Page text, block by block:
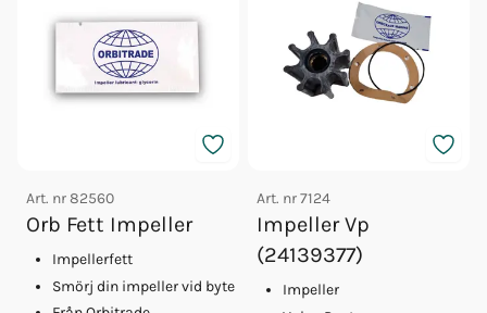
Art. nr82560
Orb Fett Impeller
Impellerfett
Smörj din impeller vid byte
Art. nr7124
Impeller Vp
(24139377)
Impeller